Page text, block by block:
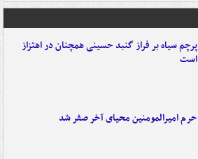
پرچم سیاه بر فراز گنبد حسینی همچنان در اهتزاز
است
حرم امیرالمومنین محیای آخر صفر شد